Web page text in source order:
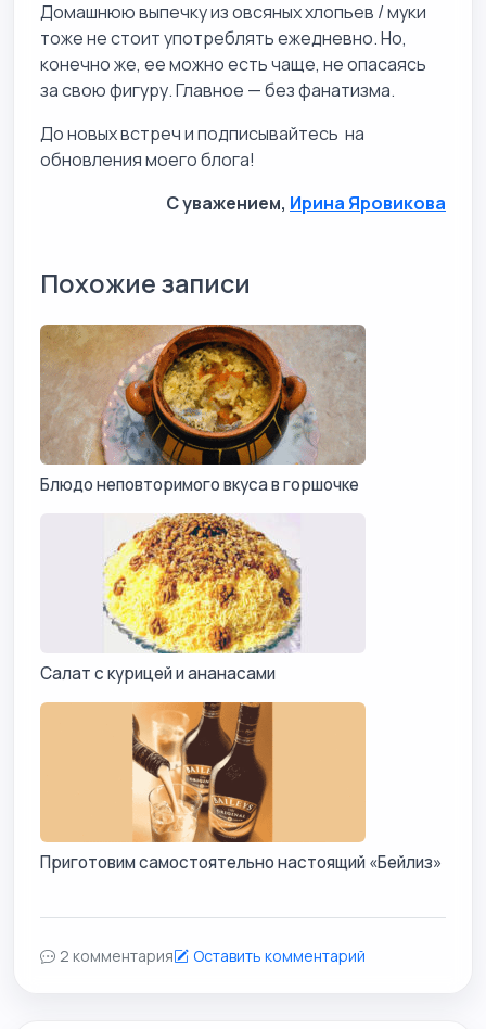
Домашнюю выпечку из овсяных хлопьев / муки
тоже не стоит употреблять ежедневно. Но,
конечно же, ее можно есть чаще, не опасаясь
за свою фигуру. Главное — без фанатизма.
До новых встреч и подписывайтесь на
обновления моего блога!
С уважением, Ирина Яровикова
Похожие записи
Блюдо неповторимого вкуса в горшочке
Салат с курицей и ананасами
Приготовим самостоятельно настоящий «Бейлиз»
2 комментария Оставить комментарий